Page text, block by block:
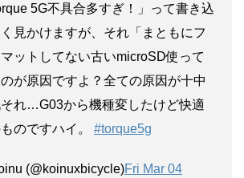
5G不具合多すぎ！」って書き込
見かけますが、それ「まともにフ
マットしてない古いmicroSD使って
が原因ですよ？全ての原因が十中
それ…G03から機種変したけど快適
のですハイ。 #torque5g
(@koinuxbicycle)Fri Mar 04